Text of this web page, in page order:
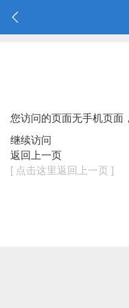
您访问的页面无手机页面
继续访问
返回上一页
[ 点击这里返回上一页 ]